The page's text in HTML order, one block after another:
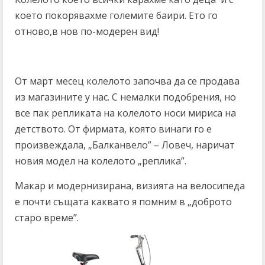
което покорявахме големите баири. Ето го
отново,в нов по-модерен вид!
От март месец колелото започва да се продава
из магазините у нас. С немалки подобрения, но
все пак репликата на колелото носи мириса на
детството. От фирмата, която винаги го е
произвеждала, „Балканвело” – Ловеч, наричат
новия модел на колелото „реплика”.
Макар и модернизирана, визията на велосипеда
е почти същата каквато я помним в „доброто
старо време”.